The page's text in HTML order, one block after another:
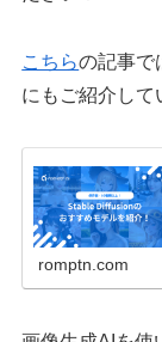
こちらの記事で
にもご紹介して
romptn.com